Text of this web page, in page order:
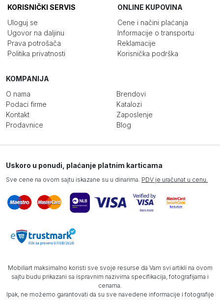
KORISNIČKI SERVIS
Uloguj se
Ugovor na daljinu
Prava potrošača
Politika privatnosti
ONLINE KUPOVINA
Cene i načini plaćanja
Informacije o transportu
Reklamacije
Korisnička podrška
KOMPANIJA
O nama
Podaci firme
Kontakt
Prodavnice
Brendovi
Katalozi
Zaposlenje
Blog
Uskoro u ponudi, plaćanje platnim karticama
Sve cene na ovom sajtu iskazane su u dinarima. PDV je uračunat u cenu.
Mobiliart maksimalno koristi sve svoje resurse da Vam svi artikli na ovom
sajtu budu prikazani sa ispravnim nazivima specifikacija, fotografijama i
cenama.
Ipak, ne možemo garantovati da su sve navedene informacije i fotografije